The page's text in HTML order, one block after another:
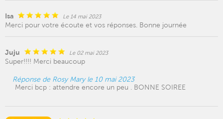
Isa Le 14 mai 2023
Merci pour votre écoute et vos réponses. Bonne journée
Juju Le 02 mai 2023
Super!!!! Merci beaucoup
Réponse de Rosy Mary le 10 mai 2023
Merci bcp : attendre encore un peu . BONNE SOIREE